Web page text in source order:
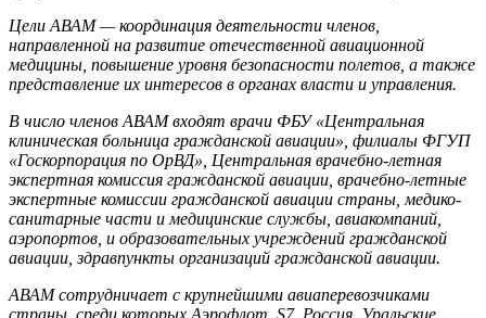
Цели АВАМ — координация деятельности членов,
направленной на развитие отечественной авиационной
медицины, повышение уровня безопасности полетов, а также
представление их интересов в органах власти и управления.
В число членов АВАМ входят врачи ФБУ «Центральная
клиническая больница гражданской авиации», филиалы ФГУП
«Госкорпорация по ОрВД», Центральная врачебно-летная
экспертная комиссия гражданской авиации, врачебно-летные
экспертные комиссии гражданской авиации страны, медико-
санитарные части и медицинские службы, авиакомпаний,
аэропортов, и образовательных учреждений гражданской
авиации, здравпункты организаций гражданской авиации.
АВАМ сотрудничает с крупнейшими авиаперевозчиками